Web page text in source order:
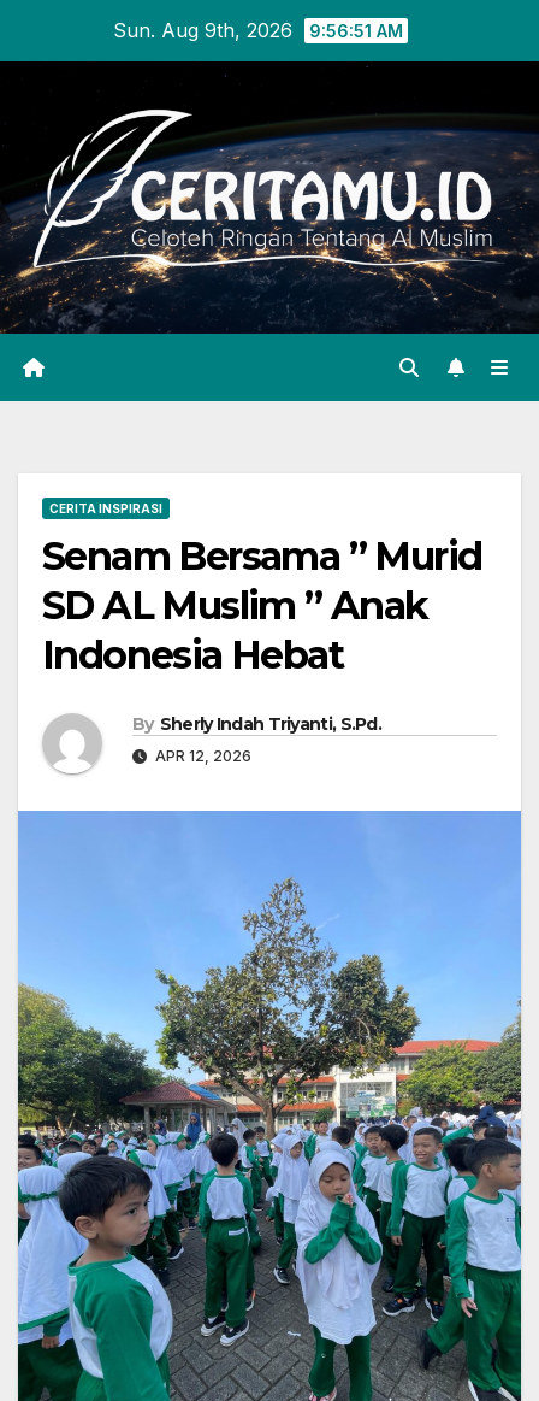
Sun. Aug 9th, 2026 9:56:51 AM
CERITA INSPIRASI
Senam Bersama ” Murid
SD AL Muslim ” Anak
Indonesia Hebat
By Sherly Indah Triyanti, S.Pd.
APR 12, 2026